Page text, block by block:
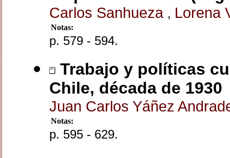
Carlos Sanhueza , Lorena
Notas:
p. 579 - 594.
Trabajo y políticas
Chile, década de 1930
Juan Carlos Yáñez
Notas:
p. 595 - 629.